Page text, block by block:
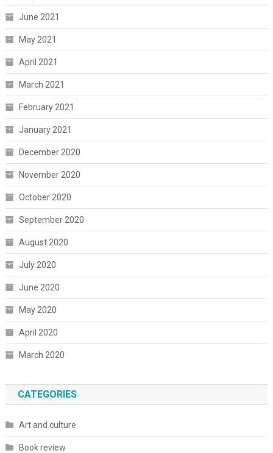
June 2021
May 2021
April 2021
March 2021
February 2021
January 2021
December 2020
November 2020
October 2020
September 2020
August 2020
July 2020
June 2020
May 2020
April 2020
March 2020
CATEGORIES
Art and culture
Book review